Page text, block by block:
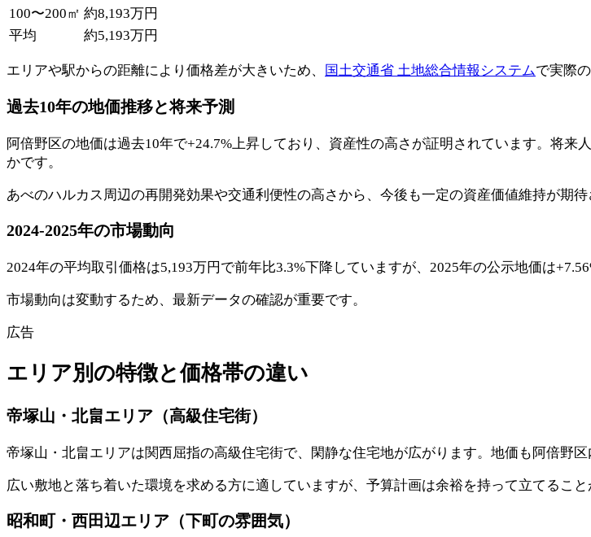
100〜200㎡ 約8,193万円
平均
約5,193万円
エリアや駅からの距離により価格差が大きいため、 国土交通省 土地総合情報システムで実際
過去10年の地価推移と将来予測
阿倍野区の地価は過去10年で+24.7%上昇しており、資産性の高さが証明されています。将来
かです。
あべのハルカス周辺の再開発効果や交通利便性の高さから、今後も一定の資産価値維持が期待
2024-2025年の市場動向
2024年の平均取引価格は5,193万円で前年比3.3%下降していますが、2025年の公示地価は
市場動向は変動するため、最新データの確認が重要です。
広告
エリア別の特徴と価格帯の違い
帝塚山・北畠エリア（高級住宅街）
帝塚山・北畠エリアは関西屈指の高級住宅街で、閑静な住宅地が広がります。地価も阿倍野区
広い敷地と落ち着いた環境を求める方に適していますが、予算計画は余裕を持って立てること
昭和町・西田辺エリア（下町の雰囲気）